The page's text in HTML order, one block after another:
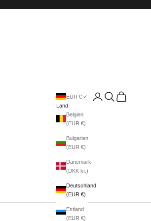
EUR €
Land
Belgien
(EUR €)
Bulgarien
(EUR €)
Dänemark
(DKK kr.)
Deutschland
(EUR €)
Estland
(EUR €)
AnmeldenSuchenWarenkorb